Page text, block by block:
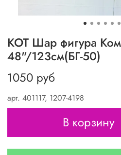
арт. 401117, 1207-4198
КОТ Шар фигура
48"/123см(БГ-50)
1050 руб
В корзину